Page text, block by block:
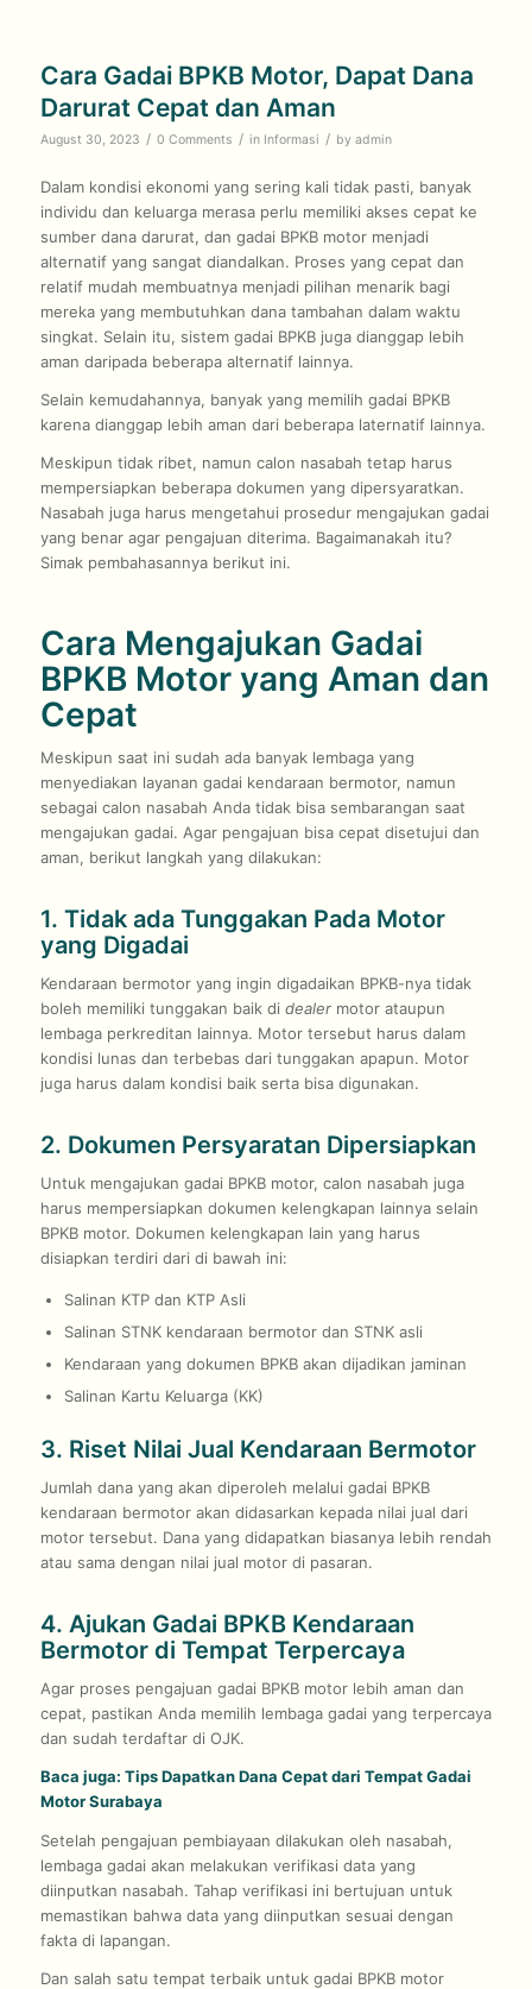
Cara Gadai BPKB Motor, Dapat Dana
Darurat Cepat dan Aman
August 30, 2023 / 0 Comments / in Informasi / by admin
Dalam kondisi ekonomi yang sering kali tidak pasti, banyak
individu dan keluarga merasa perlu memiliki akses cepat ke
sumber dana darurat, dan gadai BPKB motor menjadi
alternatif yang sangat diandalkan. Proses yang cepat dan
relatif mudah membuatnya menjadi pilihan menarik bagi
mereka yang membutuhkan dana tambahan dalam waktu
singkat. Selain itu, sistem gadai BPKB juga dianggap lebih
aman daripada beberapa alternatif lainnya.
Selain kemudahannya, banyak yang memilih gadai BPKB
karena dianggap lebih aman dari beberapa laternatif lainnya.
Meskipun tidak ribet, namun calon nasabah tetap harus
mempersiapkan beberapa dokumen yang dipersyaratkan.
Nasabah juga harus mengetahui prosedur mengajukan gadai
yang benar agar pengajuan diterima. Bagaimanakah itu?
Simak pembahasannya berikut ini.
Cara Mengajukan Gadai
BPKB Motor yang Aman dan
Cepat
Meskipun saat ini sudah ada banyak lembaga yang
menyediakan layanan gadai kendaraan bermotor, namun
sebagai calon nasabah Anda tidak bisa sembarangan saat
mengajukan gadai. Agar pengajuan bisa cepat disetujui dan
aman, berikut langkah yang dilakukan:
1. Tidak ada Tunggakan Pada Motor
yang Digadai
Kendaraan bermotor yang ingin digadaikan BPKB-nya tidak
boleh memiliki tunggakan baik di dealermotor ataupun
lembaga perkreditan lainnya. Motor tersebut harus dalam
kondisi lunas dan terbebas dari tunggakan apapun. Motor
juga harus dalam kondisi baik serta bisa digunakan.
2. Dokumen Persyaratan Dipersiapkan
Untuk mengajukan gadai BPKB motor, calon nasabah juga
harus mempersiapkan dokumen kelengkapan lainnya selain
BPKB motor. Dokumen kelengkapan lain yang harus
disiapkan terdiri dari di bawah ini:
Salinan KTP dan KTP Asli
Salinan STNK kendaraan bermotor dan STNK asli
Kendaraan yang dokumen BPKB akan dijadikan jaminan
Salinan Kartu Keluarga (KK)
3. Riset Nilai Jual Kendaraan Bermotor
Jumlah dana yang akan diperoleh melalui gadai BPKB
kendaraan bermotor akan didasarkan kepada nilai jual dari
motor tersebut. Dana yang didapatkan biasanya lebih rendah
atau sama dengan nilai jual motor di pasaran.
4. Ajukan Gadai BPKB Kendaraan
Bermotor di Tempat Terpercaya
Agar proses pengajuan gadai BPKB motor lebih aman dan
cepat, pastikan Anda memilih lembaga gadai yang terpercaya
dan sudah terdaftar di OJK.
Baca juga: Tips Dapatkan Dana Cepat dari Tempat Gadai
Motor Surabaya
Setelah pengajuan pembiayaan dilakukan oleh nasabah,
lembaga gadai akan melakukan verifikasi data yang
diinputkan nasabah. Tahap verifikasi ini bertujuan untuk
memastikan bahwa data yang diinputkan sesuai dengan
fakta di lapangan.
Dan salah satu tempat terbaik untuk gadai BPKB motor